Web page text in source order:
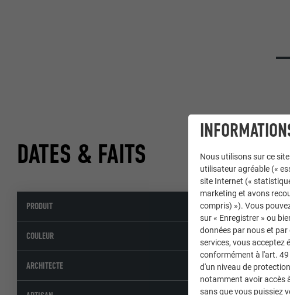
DATES & FAITS
PRODUIT Losanges de
COULEUR 06 P.10 vert
ARCHITECTE LSB Architetti
Nous utilisons sur ce
utilisateur agréable («
site Internet («
marketing et avons
compris) »). Vous
sur « Enregistrer » ou
données par nous et
services, vous acceptez
conformément à l'art. 49
d'un niveau de
notamment avoir accès
sans que vous puissiez